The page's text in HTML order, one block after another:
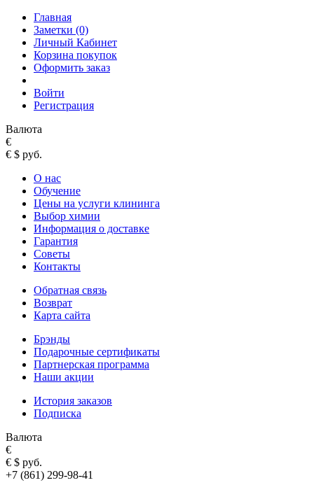
Главная
Заметки (0)
Личный Кабинет
Корзина покупок
Оформить заказ
Войти
Регистрация
Валюта
€
€ $ руб.
О нас
Обучение
Цены на услуги клининга
Выбор химии
Информация о доставке
Гарантия
Советы
Контакты
Обратная связь
Возврат
Карта сайта
Брэнды
Подарочные сертификаты
Партнерская программа
Наши акции
История заказов
Подписка
Валюта
€
€ $ руб.
+7 (861) 299-98-41